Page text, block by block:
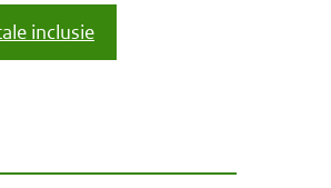
inclusie